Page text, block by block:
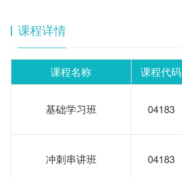
课程详情
课程名称 课程代码
基础学习班 04183
冲刺串讲班 04183